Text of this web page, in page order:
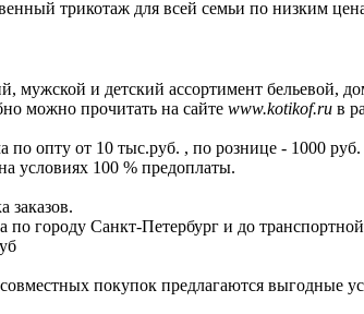
трикотаж для всей семьи по низким
мужской и детский ассортимент бельевой,
можно прочитать на сайте www.kotikof.ru в
опту от 10 тыс.руб. , по рознице - 1000 руб.
условиях 100 % предоплаты.
заказов.
по городу Санкт-Петербург и до
покупок предлагаются выгодные